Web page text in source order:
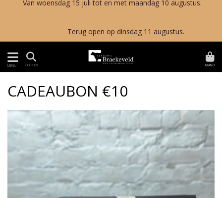
Van woensdag 15 juli tot en met maandag 10 augustus.
Terug open op dinsdag 11 augustus.
MENU ZOEKEN MAND
CADEAUBON €10